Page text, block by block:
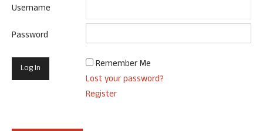
Username
Password
Remember Me
Lost your password?
Register